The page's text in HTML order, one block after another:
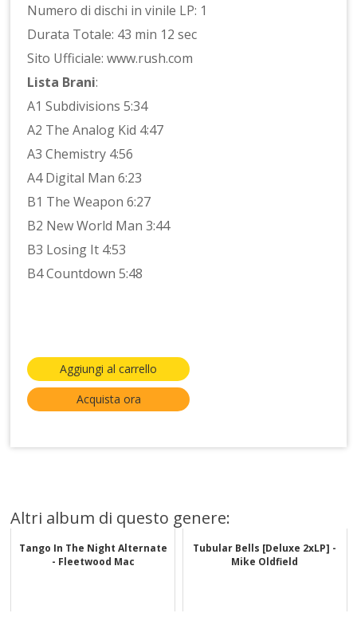
Numero di dischi in vinile LP: 1
Durata Totale: 43 min 12 sec
Sito Ufficiale: www.rush.com
Lista Brani:
A1 Subdivisions 5:34
A2 The Analog Kid 4:47
A3 Chemistry 4:56
A4 Digital Man 6:23
B1 The Weapon 6:27
B2 New World Man 3:44
B3 Losing It 4:53
B4 Countdown 5:48
Aggiungi al carrello
Acquista ora
Altri album di questo genere:
Tango In The Night Alternate
- Fleetwood Mac
Tubular Bells [Deluxe 2xLP] -
Mike Oldfield